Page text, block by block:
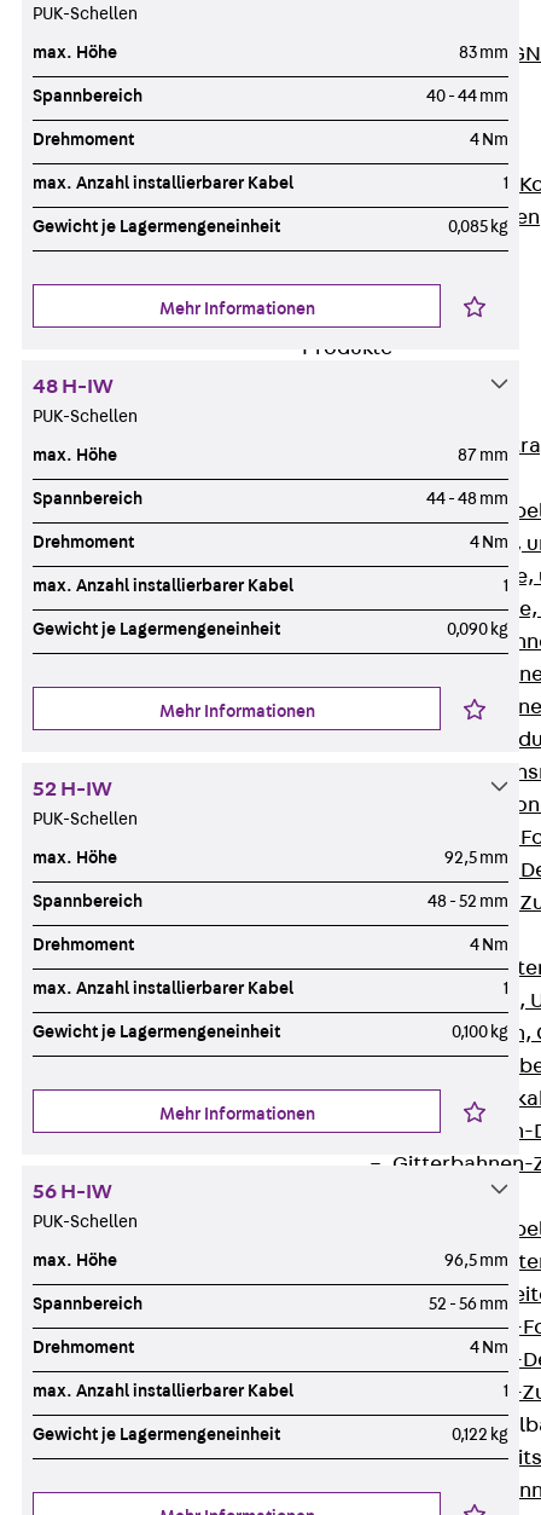
FERBOX®-
CAD und BIM
Services
Services
Beratung, Planung,
Individuelle Lösungen
Referenzen
Ausbau
Zurück
Produkte
Produkte
Kabelrinnen
Zurück
R Kabelrinne,
RS
RG
RGM
RGS
RGL
RI
RIS
Kabelrinnen-
Kabelrinnen-
Kabelrinnen-
Gitterbahnen
Zurück
G Gitterbahn,
GI
GTD
GTDW
Gitterbahnen-
Gitterbahnen-
LGG
LGGS
Kabelleitern-
Kabelleitern-
Kabelleitern-
Zurück
WPL
PUK-Schellen
max. Höhe 83 mm
Spannbereich 40 - 44 mm
Drehmoment 4 Nm
max. Anzahl installierbarer Kabel 1
Gewicht je Lagermengeneinheit 0,085 kg
Mehr Informationen
48 H-IW
PUK-Schellen
max. Höhe 87 mm
Spannbereich 44 - 48 mm
Drehmoment 4 Nm
max. Anzahl installierbarer Kabel 1
Gewicht je Lagermengeneinheit 0,090 kg
Mehr Informationen
52 H-IW
PUK-Schellen
max. Höhe 92,5 mm
Spannbereich 48 - 52 mm
Drehmoment 4 Nm
max. Anzahl installierbarer Kabel 1
Gewicht je Lagermengeneinheit 0,100 kg
Mehr Informationen
56 H-IW
PUK-Schellen
max. Höhe 96,5 mm
Spannbereich 52 - 56 mm
Drehmoment 4 Nm
max. Anzahl installierbarer Kabel 1
Gewicht je Lagermengeneinheit 0,122 kg